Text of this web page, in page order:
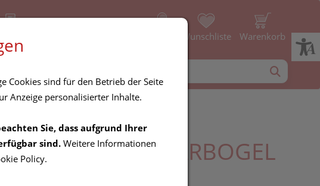
Wunschliste Warenkorb
POWER® CARBOGEL
Cookies sind für den Betrieb der Seite
Anzeige personalisierter Inhalte.
Sie, dass aufgrund Ihrer
sind. Weitere Informationen
Policy.